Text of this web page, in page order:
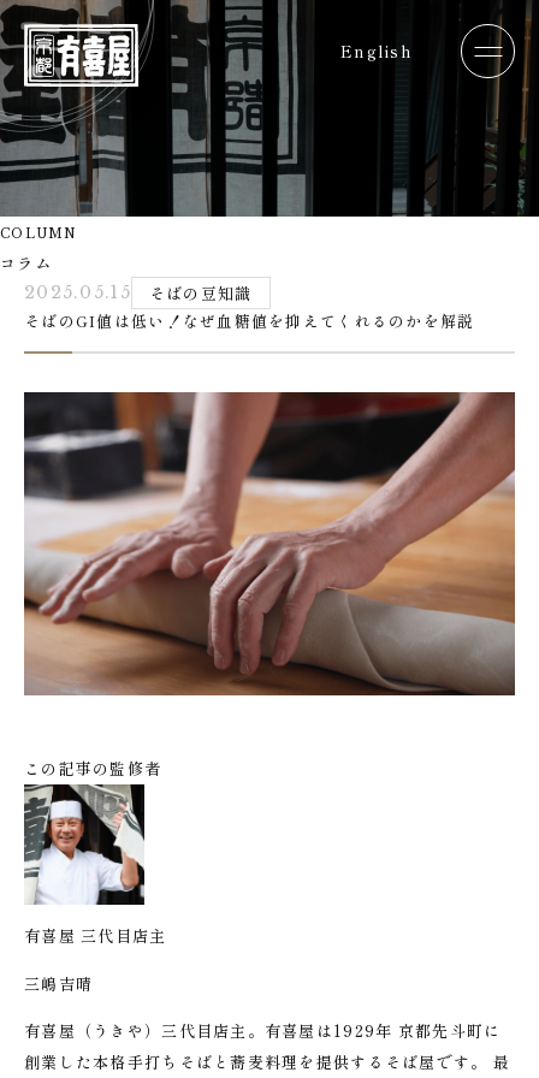
English
COLUMN
コラム
2025.05.15
そばの豆知識
そばのGI値は低い！なぜ血糖値を抑えてくれるのかを解説
この記事の監修者
有喜屋 三代目店主
三嶋吉晴
有喜屋（うきや）三代目店主。有喜屋は1929年 京都先斗町に
創業した本格手打ちそばと蕎麦料理を提供するそば屋です。 最